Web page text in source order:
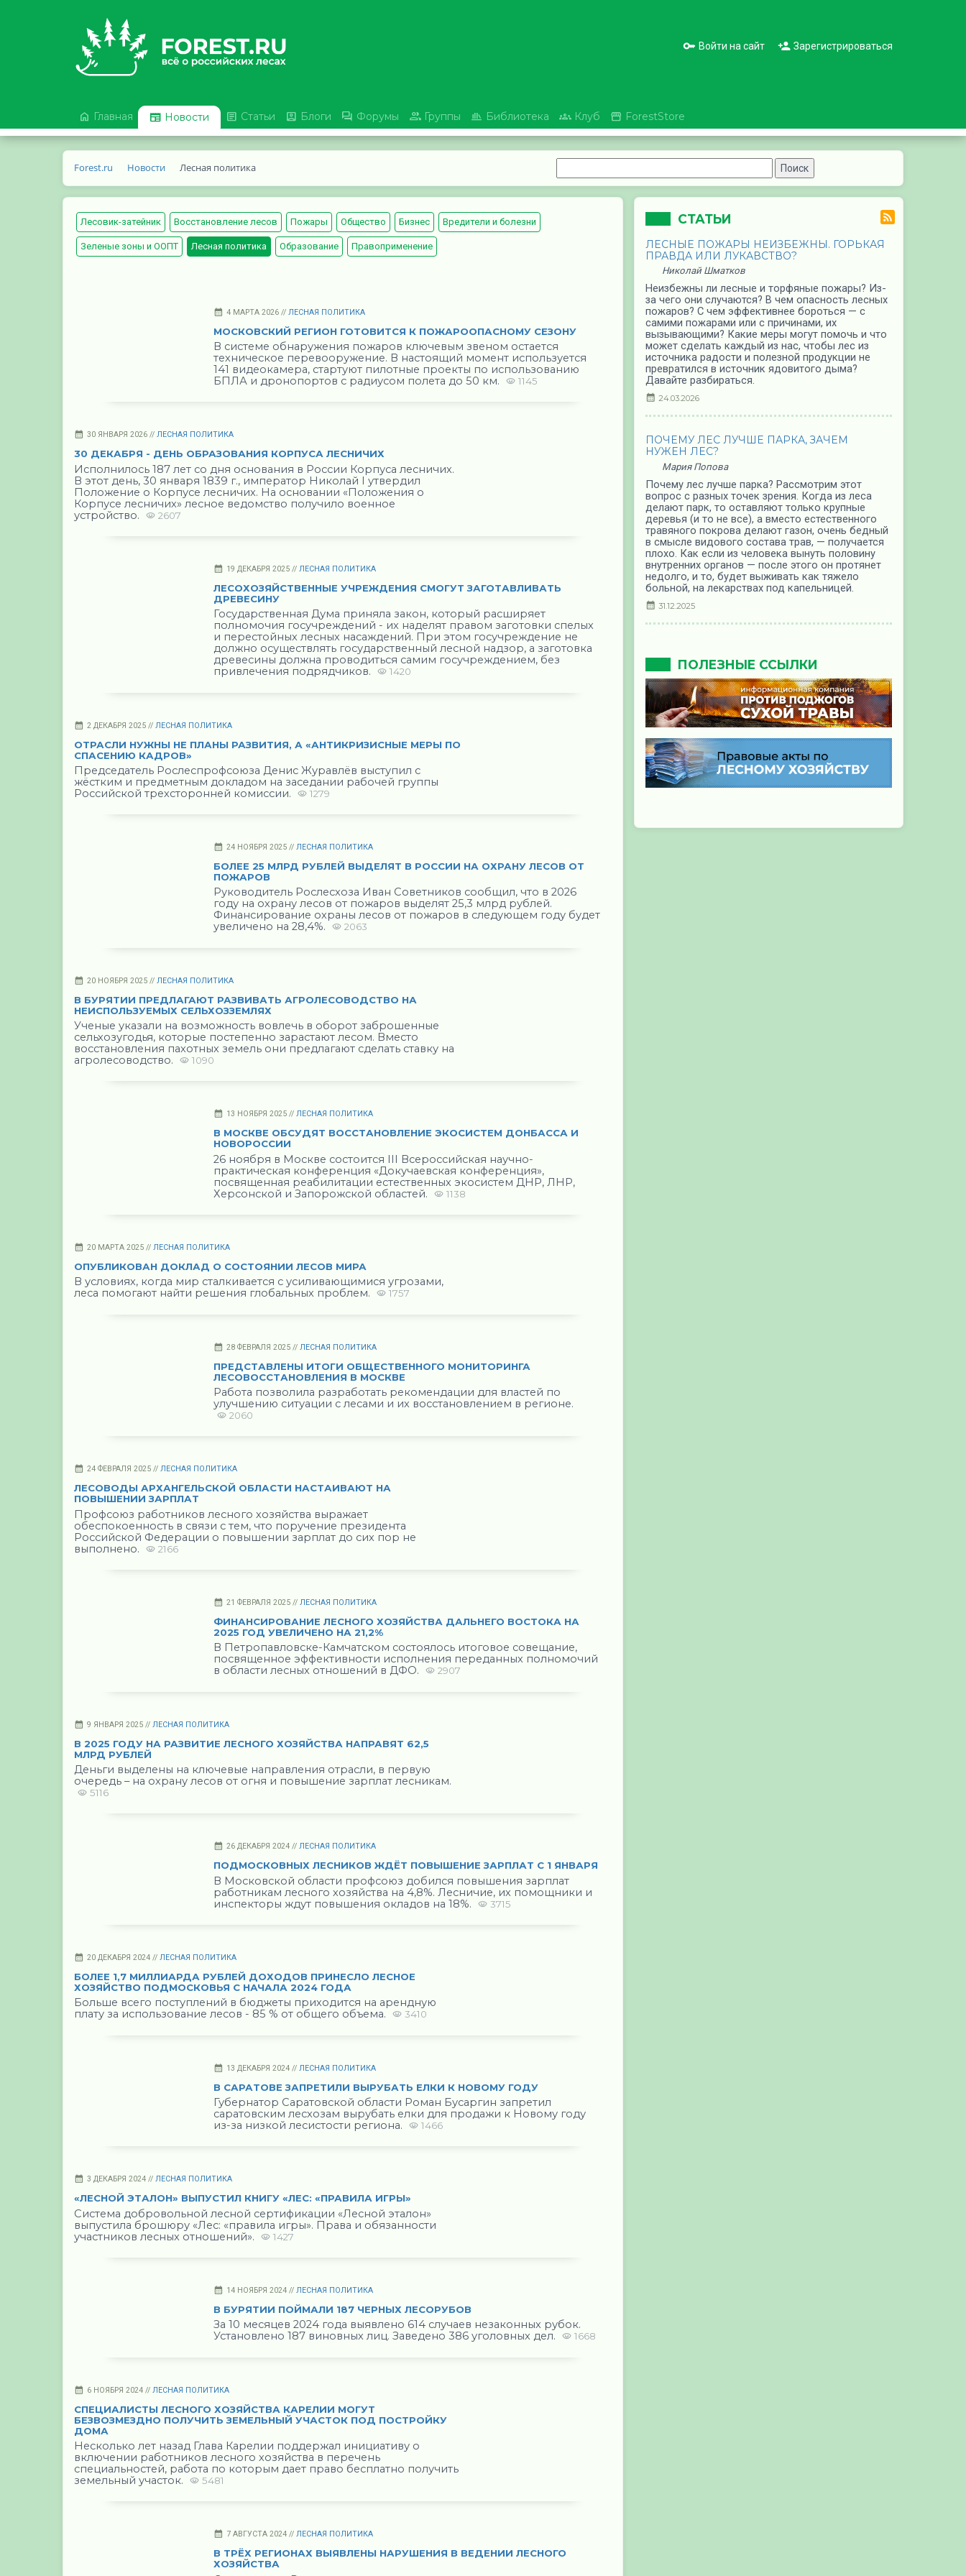
Войти на сайт Зарегистрироваться
 Главная  Новости  Статьи  Блоги  Форумы  Группы  Библиотека  Клуб  ForestStore
Forest.ru Новости Лесная политика
Лесовик-затейник Восстановление лесов Пожары Общество Бизнес Вредители и болезни
Зеленые зоны и ООПТ Лесная политика Образование Правоприменение
4 МАРТА 2026 // ЛЕСНАЯ ПОЛИТИКА
МОСКОВСКИЙ РЕГИОН ГОТОВИТСЯ К ПОЖАРООПАСНОМУ СЕЗОНУ
В системе обнаружения пожаров ключевым звеном остается
техническое перевооружение. В настоящий момент используется
141 видеокамера, стартуют пилотные проекты по использованию
БПЛА и дронопортов с радиусом полета до 50 км.
1145
30 ЯНВАРЯ 2026 // ЛЕСНАЯ ПОЛИТИКА
30 ДЕКАБРЯ - ДЕНЬ ОБРАЗОВАНИЯ КОРПУСА ЛЕСНИЧИХ
Исполнилось 187 лет со дня основания в России Корпуса лесничих.
В этот день, 30 января 1839 г., император Николай I утвердил
Положение о Корпусе лесничих. На основании «Положения о
Корпусе лесничих» лесное ведомство получило военное
устройство.
2607
19 ДЕКАБРЯ 2025 //ЛЕСНАЯ ПОЛИТИКА
ЛЕСОХОЗЯЙСТВЕННЫЕ УЧРЕЖДЕНИЯ СМОГУТ ЗАГОТАВЛИВАТЬ
ДРЕВЕСИНУ
Государственная Дума приняла закон, который расширяет
полномочия госучреждений - их наделят правом заготовки спелых
и перестойных лесных насаждений. При этом госучреждение не
должно осуществлять государственный лесной надзор, а заготовка
древесины должна проводиться самим госучреждением, без
привлечения подрядчиков.
1420
2 ДЕКАБРЯ 2025 // ЛЕСНАЯ ПОЛИТИКА
ОТРАСЛИ НУЖНЫ НЕ ПЛАНЫ РАЗВИТИЯ, А «АНТИКРИЗИСНЫЕ МЕРЫ ПО
СПАСЕНИЮ КАДРОВ»
Председатель Рослеспрофсоюза Денис Журавлёв выступил с
жёстким и предметным докладом на заседании рабочей группы
Российской трехсторонней комиссии.
1279
24 НОЯБРЯ 2025 //ЛЕСНАЯ ПОЛИТИКА
БОЛЕЕ 25 МЛРД РУБЛЕЙ ВЫДЕЛЯТ В РОССИИ НА ОХРАНУ ЛЕСОВ ОТ
ПОЖАРОВ
Руководитель Рослесхоза Иван Советников сообщил, что в 2026
году на охрану лесов от пожаров выделят 25,3 млрд рублей.
Финансирование охраны лесов от пожаров в следующем году будет
увеличено на 28,4%.
2063
20 НОЯБРЯ 2025 // ЛЕСНАЯ ПОЛИТИКА
В БУРЯТИИ ПРЕДЛАГАЮТ РАЗВИВАТЬ АГРОЛЕСОВОДСТВО НА
НЕИСПОЛЬЗУЕМЫХ СЕЛЬХОЗЗЕМЛЯХ
Ученые указали на возможность вовлечь в оборот заброшенные
сельхозугодья, которые постепенно зарастают лесом. Вместо
восстановления пахотных земель они предлагают сделать ставку на
агролесоводство.
1090
13 НОЯБРЯ 2025 //ЛЕСНАЯ ПОЛИТИКА
В МОСКВЕ ОБСУДЯТ ВОССТАНОВЛЕНИЕ ЭКОСИСТЕМ ДОНБАССА И
НОВОРОССИИ
26 ноября в Москве состоится III Всероссийская научно-
практическая конференция «Докучаевская конференция»,
посвященная реабилитации естественных экосистем ДНР, ЛНР,
Херсонской и Запорожской областей.
1138
20 МАРТА 2025 // ЛЕСНАЯ ПОЛИТИКА
ОПУБЛИКОВАН ДОКЛАД О СОСТОЯНИИ ЛЕСОВ МИРА
В условиях, когда мир сталкивается с усиливающимися угрозами,
леса помогают найти решения глобальных проблем.
1757
28 ФЕВРАЛЯ 2025 //ЛЕСНАЯ ПОЛИТИКА
ПРЕДСТАВЛЕНЫ ИТОГИ ОБЩЕСТВЕННОГО МОНИТОРИНГА
ЛЕСОВОССТАНОВЛЕНИЯ В МОСКВЕ
Работа позволила разработать рекомендации для властей по
улучшению ситуации с лесами и их восстановлением в регионе.
2060
24 ФЕВРАЛЯ 2025 // ЛЕСНАЯ ПОЛИТИКА
ЛЕСОВОДЫ АРХАНГЕЛЬСКОЙ ОБЛАСТИ НАСТАИВАЮТ НА
ПОВЫШЕНИИ ЗАРПЛАТ
Профсоюз работников лесного хозяйства выражает
обеспокоенность в связи с тем, что поручение президента
Российской Федерации о повышении зарплат до сих пор не
выполнено.
2166
21 ФЕВРАЛЯ 2025 //ЛЕСНАЯ ПОЛИТИКА
ФИНАНСИРОВАНИЕ ЛЕСНОГО ХОЗЯЙСТВА ДАЛЬНЕГО ВОСТОКА НА
2025 ГОД УВЕЛИЧЕНО НА 21,2%
В Петропавловске-Камчатском состоялось итоговое совещание,
посвященное эффективности исполнения переданных полномочий
в области лесных отношений в ДФО.
2907
9 ЯНВАРЯ 2025 // ЛЕСНАЯ ПОЛИТИКА
В 2025 ГОДУ НА РАЗВИТИЕ ЛЕСНОГО ХОЗЯЙСТВА НАПРАВЯТ 62,5
МЛРД РУБЛЕЙ
Деньги выделены на ключевые направления отрасли, в первую
очередь – на охрану лесов от огня и повышение зарплат лесникам.
5116
26 ДЕКАБРЯ 2024 //ЛЕСНАЯ ПОЛИТИКА
ПОДМОСКОВНЫХ ЛЕСНИКОВ ЖДЁТ ПОВЫШЕНИЕ ЗАРПЛАТ С 1 ЯНВАРЯ
В Московской области профсоюз добился повышения зарплат
работникам лесного хозяйства на 4,8%. Лесничие, их помощники и
инспекторы ждут повышения окладов на 18%.
3715
20 ДЕКАБРЯ 2024 // ЛЕСНАЯ ПОЛИТИКА
БОЛЕЕ 1,7 МИЛЛИАРДА РУБЛЕЙ ДОХОДОВ ПРИНЕСЛО ЛЕСНОЕ
ХОЗЯЙСТВО ПОДМОСКОВЬЯ С НАЧАЛА 2024 ГОДА
Больше всего поступлений в бюджеты приходится на арендную
плату за использование лесов - 85 % от общего объема.
3410
13 ДЕКАБРЯ 2024 //ЛЕСНАЯ ПОЛИТИКА
В САРАТОВЕ ЗАПРЕТИЛИ ВЫРУБАТЬ ЕЛКИ К НОВОМУ ГОДУ
Губернатор Саратовской области Роман Бусаргин запретил
саратовским лесхозам вырубать елки для продажи к Новому году
из-за низкой лесистости региона.
1466
3 ДЕКАБРЯ 2024 // ЛЕСНАЯ ПОЛИТИКА
«ЛЕСНОЙ ЭТАЛОН» ВЫПУСТИЛ КНИГУ «ЛЕС: «ПРАВИЛА ИГРЫ»
Система добровольной лесной сертификации «Лесной эталон»
выпустила брошюру «Лес: «правила игры». Права и обязанности
участников лесных отношений».
1427
14 НОЯБРЯ 2024 //ЛЕСНАЯ ПОЛИТИКА
В БУРЯТИИ ПОЙМАЛИ 187 ЧЕРНЫХ ЛЕСОРУБОВ
За 10 месяцев 2024 года выявлено 614 случаев незаконных рубок.
Установлено 187 виновных лиц. Заведено 386 уголовных дел.
1668
6 НОЯБРЯ 2024 // ЛЕСНАЯ ПОЛИТИКА
СПЕЦИАЛИСТЫ ЛЕСНОГО ХОЗЯЙСТВА КАРЕЛИИ МОГУТ
БЕЗВОЗМЕЗДНО ПОЛУЧИТЬ ЗЕМЕЛЬНЫЙ УЧАСТОК ПОД ПОСТРОЙКУ
ДОМА
Несколько лет назад Глава Карелии поддержал инициативу о
включении работников лесного хозяйства в перечень
специальностей, работа по которым дает право бесплатно получить
земельный участок.
5481
7 АВГУСТА 2024 //ЛЕСНАЯ ПОЛИТИКА
В ТРЁХ РЕГИОНАХ ВЫЯВЛЕНЫ НАРУШЕНИЯ В ВЕДЕНИИ ЛЕСНОГО
ХОЗЯЙСТВА
СТАТЬИ
ЛЕСНЫЕ ПОЖАРЫ НЕИЗБЕЖНЫ. ГОРЬКАЯ
ПРАВДА ИЛИ ЛУКАВСТВО?
Николай Шматков
Неизбежны ли лесные и торфяные пожары? Из-
за чего они случаются? В чем опасность лесных
пожаров? С чем эффективнее бороться — с
самими пожарами или с причинами, их
вызывающими? Какие меры могут помочь и что
может сделать каждый из нас, чтобы лес из
источника радости и полезной продукции не
превратился в источник ядовитого дыма?
Давайте разбираться.
24.03.2026
ПОЧЕМУ ЛЕС ЛУЧШЕ ПАРКА, ЗАЧЕМ
НУЖЕН ЛЕС?
Мария Попова
Почему лес лучше парка? Рассмотрим этот
вопрос с разных точек зрения. Когда из леса
делают парк, то оставляют только крупные
деревья (и то не все), а вместо естественного
травяного покрова делают газон, очень бедный
в смысле видового состава трав, — получается
плохо. Как если из человека вынуть половину
внутренних органов — после этого он протянет
недолго, и то, будет выживать как тяжело
больной, на лекарствах под капельницей.
31.12.2025
ПОЛЕЗНЫЕ ССЫЛКИ